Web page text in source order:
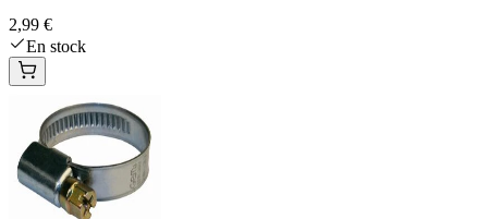
2,99 €
En stock